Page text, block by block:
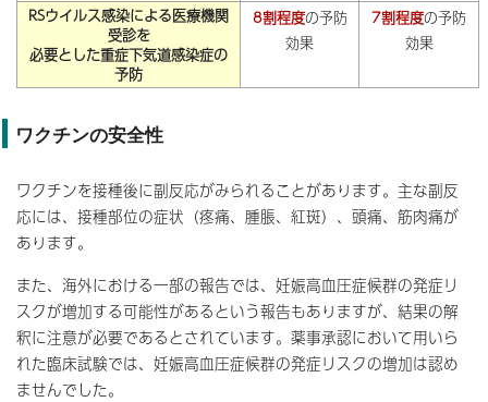
RSウイルス感染による医療機関
受診を
必要とした重症下気道感染症の
予防
8割程度の予防
効果
7割程度の予防
効果
ワクチンの安全性
ワクチンを接種後に副反応がみられることがあります。主な副反
応には、接種部位の症状（疼痛、腫脹、紅斑）、頭痛、筋肉痛が
あります。
また、海外における一部の報告では、妊娠高血圧症候群の発症リ
スクが増加する可能性があるという報告もありますが、結果の解
釈に注意が必要であるとされています。薬事承認において用いら
れた臨床試験では、妊娠高血圧症候群の発症リスクの増加は認め
ませんでした。